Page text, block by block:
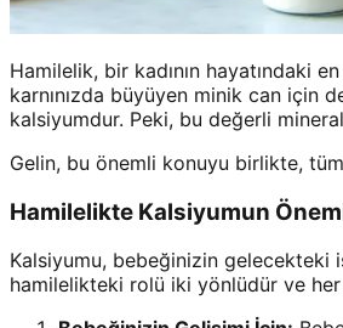
Hamilelik, bir kadının hayatındaki
karnınızda büyüyen minik can için
kalsiyumdur. Peki, bu değerli
Gelin, bu önemli konuyu birlikte,
Hamilelikte Kalsiyumun
Kalsiyumu, bebeğinizin gelecekteki
hamilelikteki rolü iki yönlüdür ve